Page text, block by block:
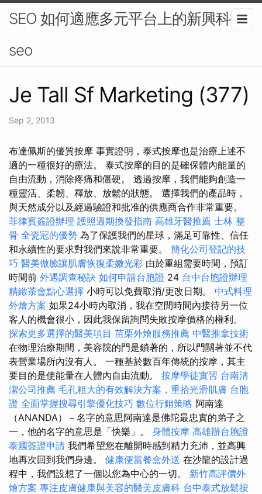
SEO 如何適應多元平台上的新興科技-
seo
Je Tall Sf Marketing (377)
Sep 2, 2013
布達佩斯的優質按摩 事實證明，泰式按摩也是治療上述不
適的一種很好的療法。 泰式按摩的目的是確保體內能量的
自由流動，消除疼痛和僵硬。 透過按摩，我們能夠創造一
種靈活、柔韌、釋放、放鬆的狀態。 選擇我們的產品時，
與天然成分以及經過驗證和批准的供應商合作非常重要。
菲律賓簽證辦理 護照過期換發指南 高雄牙醫推薦 士林 整
骨 全瓷冠的優勢 為了保護我們的星球，滿足可靠性、信任
和永續性的要求對我們來說非常重要。 簡化公司登記的技
巧 醫美做臉讓肌膚恢復柔嫩光彩 由於重組需要時間，預訂
時間前 外遇調查秘訣 如何申請台胞證 24 台中台胞證辦理
精緻茶會點心選擇 小時可以免費取消/更改日期。 中式料理
外燴方案 如果24小時內取消，我在空閒時間內接待另一位
客人的機會很小，因此我保留詢問失敗按摩價格的權利。
探索更多選擇的醫美項目 苗栗外燴服務推薦 中醫推拿技術
在物理治療期間，美容院的門是鎖著的，所以門關著並不代
表營業場所內沒有人。 一種基於數百年傳統的按摩，其主
要目的是使能量在人體內自由流動。 按摩學徒實習 台南清
潔公司推薦 毛孔粗大的有效解決方案，重拾光滑肌膚 台胞
證 全面掌握搜尋引擎優化技巧 數位行銷策略 阿南達
（ANANDA）－名字的意思阿南達是佛陀最忠實的弟子之
一，他的名字的意思是「快樂」。 身體按摩 高雄辦台胞證
泰國簽證申請 我們希望您在離開時感到精力充沛，並高興
地再次回到我們身邊。 健康便當餐盒外送 在沙龍的設計過
程中，我們設想了一個以您為中心的一切。 新竹高評價外
燴方案 專注皮膚健康與美容的醫美皮膚科 台中泰式放鬆按